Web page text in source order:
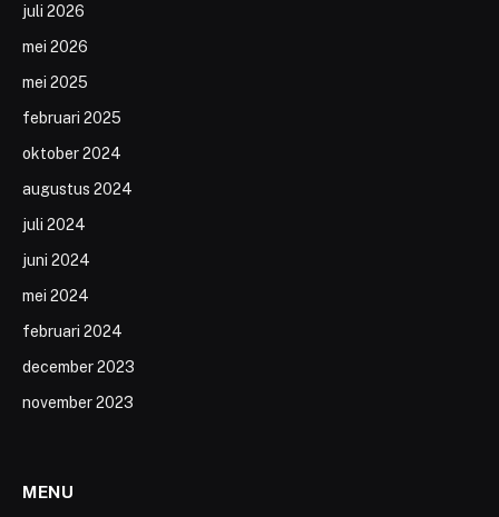
juli 2026
mei 2026
mei 2025
februari 2025
oktober 2024
augustus 2024
juli 2024
juni 2024
mei 2024
februari 2024
december 2023
november 2023
MENU